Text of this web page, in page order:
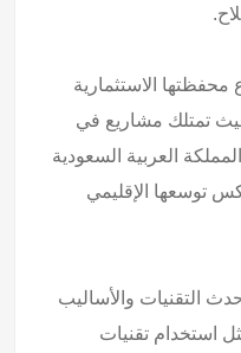
محفظتها الاستثمارية
تمتلك مشاريع في
العربية السعودية
توسعها الإقليمي
التقنيات والأساليب
استخدام تقنيات